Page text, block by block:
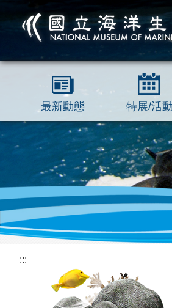
跳到主要內容區塊
最新動態 特展/活動
:::